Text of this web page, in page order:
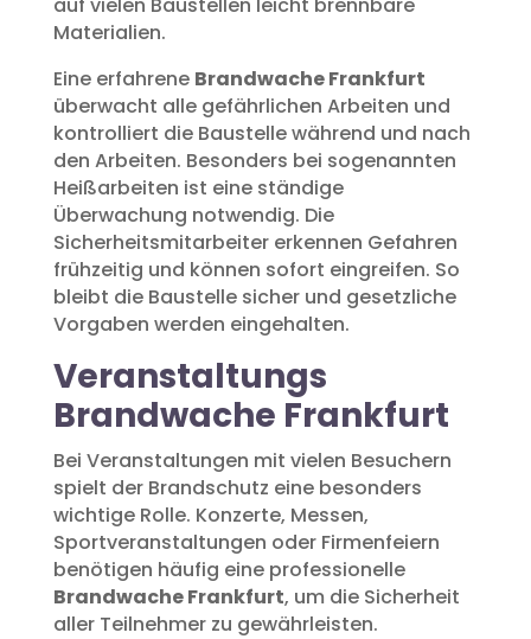
Materialien.
Eine erfahrene Brandwache Frankfurt
überwacht alle gefährlichen Arbeiten und
kontrolliert die Baustelle während und nach
den Arbeiten. Besonders bei sogenannten
Heißarbeiten ist eine ständige
Überwachung notwendig. Die
Sicherheitsmitarbeiter erkennen Gefahren
frühzeitig und können sofort eingreifen. So
bleibt die Baustelle sicher und gesetzliche
Vorgaben werden eingehalten.
Veranstaltungs
Brandwache Frankfurt
Bei Veranstaltungen mit vielen Besuchern
spielt der Brandschutz eine besonders
wichtige Rolle. Konzerte, Messen,
Sportveranstaltungen oder Firmenfeiern
benötigen häufig eine professionelle
Brandwache Frankfurt, um die Sicherheit
aller Teilnehmer zu gewährleisten.